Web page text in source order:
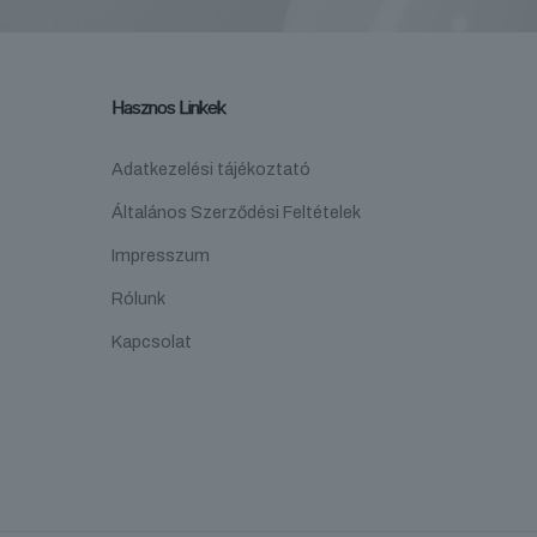
Hasznos Linkek
Adatkezelési tájékoztató
Általános Szerződési Feltételek
Impresszum
Rólunk
Kapcsolat